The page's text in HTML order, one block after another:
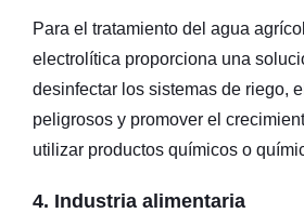
Para el tratamiento del agua
electrolítica proporciona una
desinfectar los sistemas de riego,
peligrosos y promover el
utilizar productos químicos o
4. Industria alimentaria